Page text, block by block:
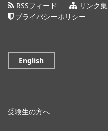
RSSフィード
リンク集
プライバシーポリシー
English
受験生の方へ